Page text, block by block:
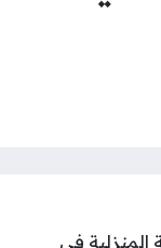
المنزلية في